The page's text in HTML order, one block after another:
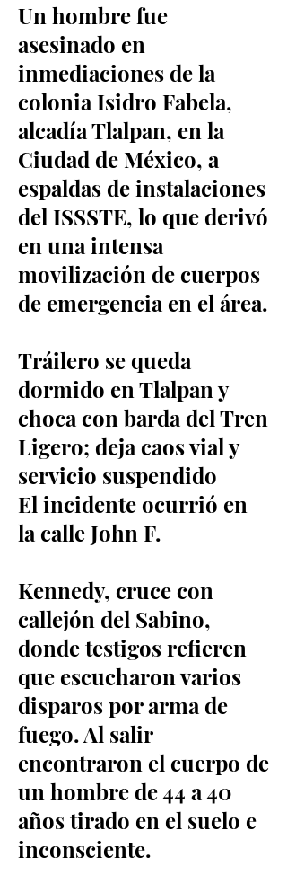
Un hombre fue
asesinado en
inmediaciones de la
colonia Isidro Fabela,
alcadía Tlalpan, en la
Ciudad de México, a
espaldas de instalaciones
del ISSSTE, lo que derivó
en una intensa
movilización de cuerpos
de emergencia en el área.
Tráilero se queda
dormido en Tlalpan y
choca con barda del Tren
Ligero; deja caos vial y
servicio suspendido
El incidente ocurrió en
la calle John F.
Kennedy, cruce con
callejón del Sabino,
donde testigos refieren
que escucharon varios
disparos por arma de
fuego. Al salir
encontraron el cuerpo de
un hombre de 44 a 40
años tirado en el suelo e
inconsciente.